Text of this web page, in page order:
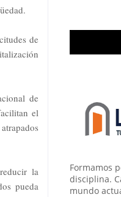
de
de
el
la
pueda
Formamos
disciplina.
mundo